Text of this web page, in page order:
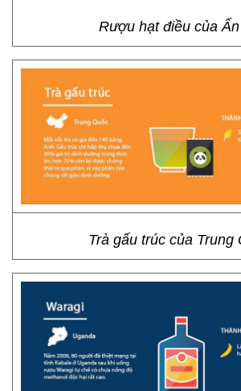
Rượu hạt điều của
Trà gấu trúc của Trung